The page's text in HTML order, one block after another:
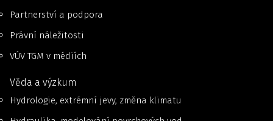
Partnerství a podpora
Právní náležitosti
VÚV TGM v médiích
Věda a výzkum
Hydrologie, extrémní jevy, změna klimatu